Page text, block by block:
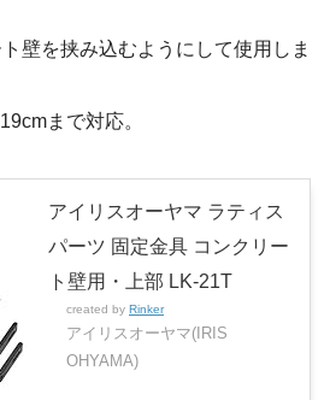
壁を挟み込むようにして使用しま
まで対応。
アイリスオーヤマ ラティス
パーツ 固定金具 コンクリー
ト壁用・上部 LK-21T
created by Rinker
アイリスオーヤマ(IRIS
OHYAMA)